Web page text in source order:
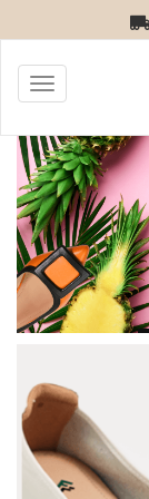
Toggle
navigation